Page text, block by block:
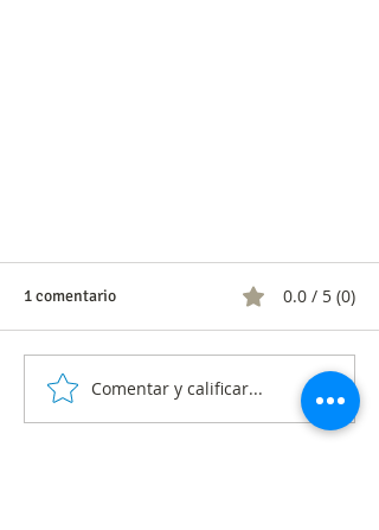
1 comentario 0.0 / 5 (0)
Comentar y calificar...